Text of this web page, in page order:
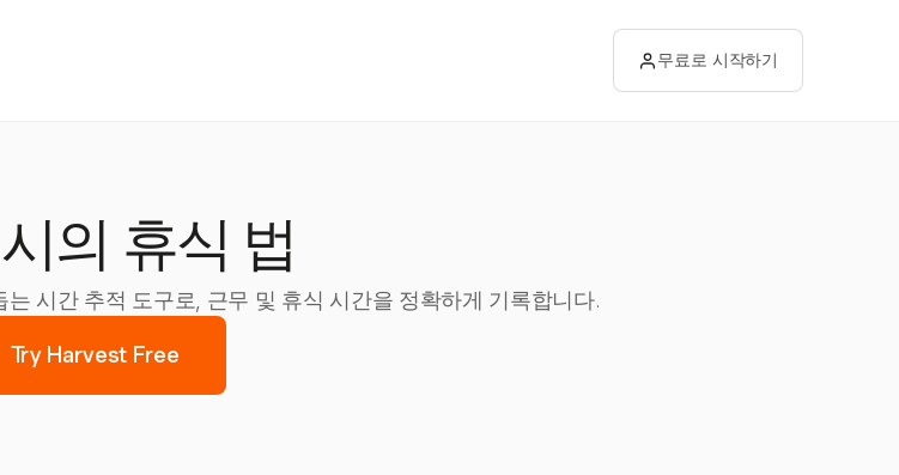
무료로 시작하기
의 휴식 법
시간 추적 도구로, 근무 및 휴식 시간을 정확하게 기록합니다.
Try Harvest Free